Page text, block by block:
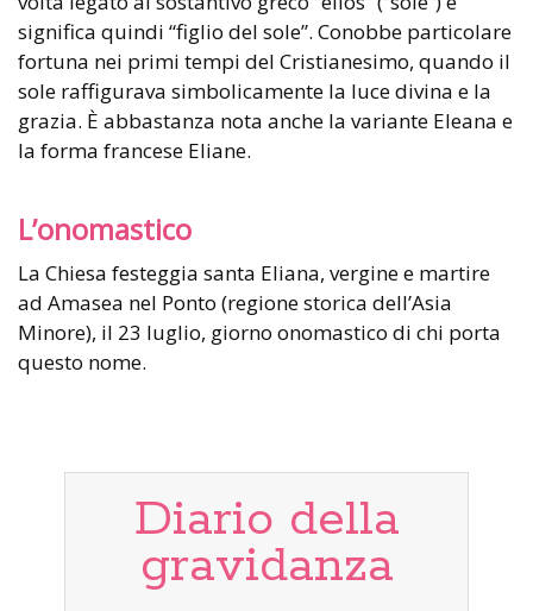
significa quindi “figlio del sole”. Conobbe particolare
fortuna nei primi tempi del Cristianesimo, quando il
sole raffigurava simbolicamente la luce divina e la
grazia. È abbastanza nota anche la variante Eleana e
la forma francese Eliane.
L’onomastico
La Chiesa festeggia santa Eliana, vergine e martire
ad Amasea nel Ponto (regione storica dell’Asia
Minore), il 23 luglio, giorno onomastico di chi porta
questo nome.
Diario della
gravidanza